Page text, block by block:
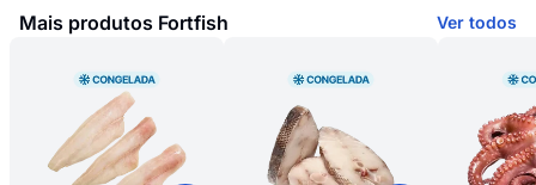
Mais produtos Fortfish Ver todos